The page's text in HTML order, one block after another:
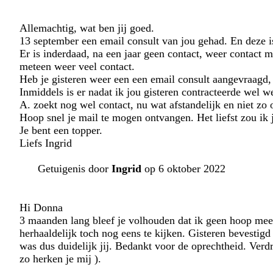
Allemachtig, wat ben jij goed.
13 september een email consult van jou gehad. En deze
Er is inderdaad, na een jaar geen contact, weer contact
meteen weer veel contact.
Heb je gisteren weer een een email consult
Inmiddels is er nadat ik jou gisteren contracteerde wel
A. zoekt nog wel contact, nu wat afstandelijk en niet zo
Hoop snel je mail te mogen ontvangen. Het liefst zou
Je bent een topper.
Liefs Ingrid
Getuigenis door Ingrid op 6 oktober 2022
Hi Donna
3 maanden lang bleef je volhouden dat ik geen hoop
herhaaldelijk toch nog eens te kijken. Gisteren
was dus duidelijk jij. Bedankt voor de oprechtheid.
zo herken je mij ).